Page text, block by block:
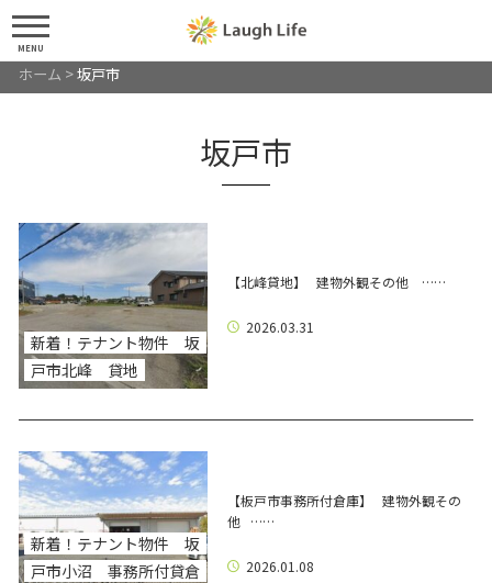
MENU
ホーム >坂戸市
坂戸市
新着！テナント物件 坂
戸市北峰 貸地
【北峰貸地】 建物外観その他 ……
2026.03.31
新着！テナント物件 坂
戸市小沼 事務所付貸倉
【板戸市事務所付倉庫】 建物外観その
他 ……
2026.01.08